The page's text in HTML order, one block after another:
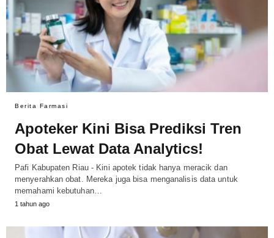
Berita Farmasi
Apoteker Kini Bisa Prediksi Tren
Obat Lewat Data Analytics!
Pafi Kabupaten Riau - Kini apotek tidak hanya meracik dan
menyerahkan obat. Mereka juga bisa menganalisis data untuk
memahami kebutuhan…
1 tahun ago